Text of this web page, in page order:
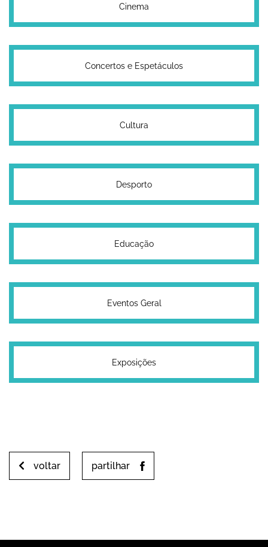
Cinema
Concertos e Espetáculos
Cultura
Desporto
Educação
Eventos Geral
Exposições
voltar partilhar